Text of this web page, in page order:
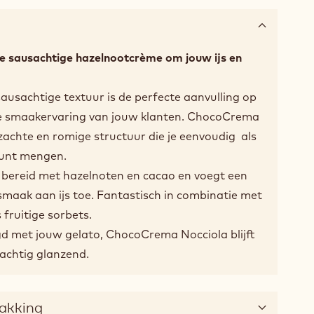
sausachtige hazelnootcrème om jouw ijs en
textuur is de perfecte aanvulling op
van jouw klanten. ChocoCrema
en romige structuur die je eenvoudig als
mengen.
met hazelnoten en cacao en voegt een
aan ijs toe. Fantastisch in combinatie met
fruitige sorbets.
met jouw gelato, ChocoCrema Nocciola blijft
glanzend.